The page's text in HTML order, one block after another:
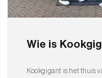
Wie is
Kookgigant is het thuis